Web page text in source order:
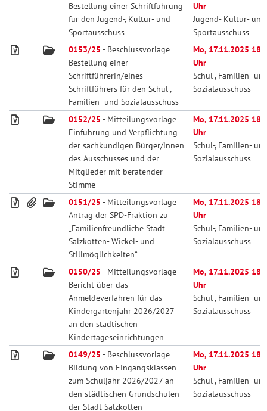
Bestellung einer Schriftführung
für den Jugend-, Kultur- und
Sportausschuss
Uhr
Jugend- Kultur- und
Sportausschuss
0153/25 - Beschlussvorlage
Bestellung einer
Schriftführerin/eines
Schriftführers für den Schul-,
Familien- und Sozialausschuss
Mo, 17.11.2025
Uhr
Schul-, Familien-
Sozialausschuss
0152/25 - Mitteilungsvorlage
Einführung und Verpflichtung
der sachkundigen Bürger/innen
des Ausschusses und der
Mitglieder mit beratender
Stimme
Mo, 17.11.2025
Uhr
Schul-, Familien-
Sozialausschuss
0151/25 - Mitteilungsvorlage
Antrag der SPD-Fraktion zu
„Familienfreundliche Stadt
Salzkotten- Wickel- und
Stillmöglichkeiten“
Mo, 17.11.2025
Uhr
Schul-, Familien-
Sozialausschuss
0150/25 - Mitteilungsvorlage
Bericht über das
Anmeldeverfahren für das
Kindergartenjahr 2026/2027
an den städtischen
Kindertageseinrichtungen
Mo, 17.11.2025
Uhr
Schul-, Familien-
Sozialausschuss
0149/25 - Beschlussvorlage
Bildung von Eingangsklassen
zum Schuljahr 2026/2027 an
den städtischen Grundschulen
der Stadt Salzkotten
Mo, 17.11.2025
Uhr
Schul-, Familien-
Sozialausschuss